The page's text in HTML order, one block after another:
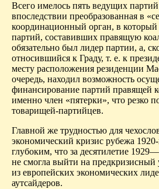
Всего имелось пять ведущих
впоследствии преобразованная в
координационный орган, в
партий, составивших правящую
обязательно был лидер партии, а,
относившийся к Граду, т. е. к
месту расположения резиденции
очередь, находил возможность
финансирование партий правящей
именно член «пятерки», что резко
товарищей-партийцев.
Главной же трудностью для
экономический кризис рубежа
глубоким, что за десятилетие
не смогла выйти на
из европейских экономических
аутсайдеров.